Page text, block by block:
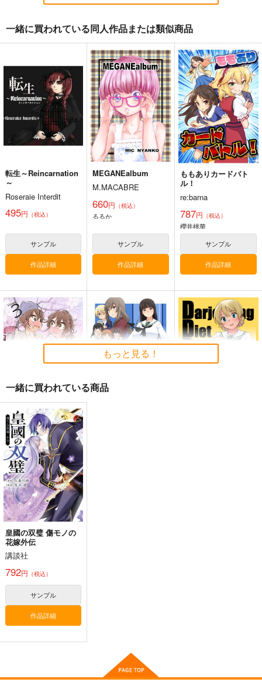
ニュートン工房
専売 550 円（税込）
氏家むつみ
イヴ・サンタクロース
井村雪菜
サンプル
アイマスどうでしょう
【総集編5】
桃京武戯夜
1,100円（税込）
THE IDOLM@STER CINDERELLA GIRLS
佐藤心
安部菜々
サンプル
一緒に買われている同人作品または類似商品
転生～Reincarnation
～
Roseraie Interdit
495円 （税込）
サンプル
作品詳細
MEGANEalbum
M.MACABRE
660円 （税込）
るるか
サンプル
作品詳細
ももありカードバト
ル！
re:barna
787円 （税込）
櫻井桃華
サンプル
作品詳細
大学ではじめて恋人が
できた人の話３
ひみつせらぴー
715円（税込）
サンプル
作品詳細
透ICステッカー3
もっと見る！
一緒に買われている商品
皇國の双璧 傷モノの
花嫁外伝
講談社
792円 （税込）
サンプル
作品詳細